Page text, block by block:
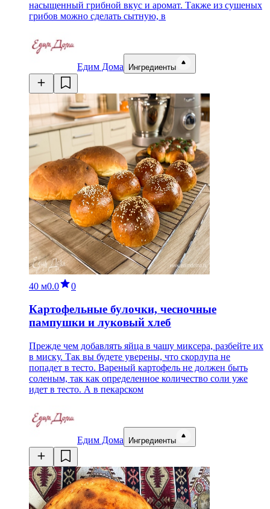
насыщенный грибной вкус и аромат. Также из сушеных
грибов можно сделать сытную, в
Едим Дома Ингредиенты
40 м0.0 0
Картофельные булочки, чесночные
пампушки и луковый хлеб
Прежде чем добавлять яйца в чашу миксера, разбейте их
в миску. Так вы будете уверены, что скорлупа не
попадет в тесто. Вареный картофель не должен быть
соленым, так как определенное количество соли уже
идет в тесто. А в пекарском
Едим Дома Ингредиенты